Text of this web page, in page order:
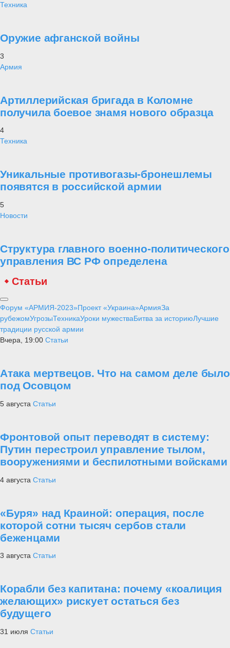
Техника
Оружие афганской войны
3
Армия
Артиллерийская бригада в Коломне
получила боевое знамя нового образца
4
Техника
Уникальные противогазы-бронешлемы
появятся в российской армии
5
Новости
Структура главного военно-политического
управления ВС РФ определена
Статьи
Форум «АРМИЯ-2023»Проект «Украина»АрмияЗа
рубежомУгрозыТехникаУроки мужестваБитва за историюЛучшие
традиции русской армии
Вчера, 19:00 Статьи
Атака мертвецов. Что на самом деле было
под Осовцом
5 августа Статьи
Фронтовой опыт переводят в систему:
Путин перестроил управление тылом,
вооружениями и беспилотными войсками
4 августа Статьи
«Буря» над Краиной: операция, после
которой сотни тысяч сербов стали
беженцами
3 августа Статьи
Корабли без капитана: почему «коалиция
желающих» рискует остаться без
будущего
31 июля Статьи